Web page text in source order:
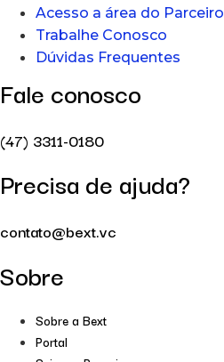
Acesso a área do Parceiro
Trabalhe Conosco
Dúvidas Frequentes
Fale conosco
(47) 3311-0180
Precisa de ajuda?
contato@bext.vc
Sobre
Sobre a Bext
Portal